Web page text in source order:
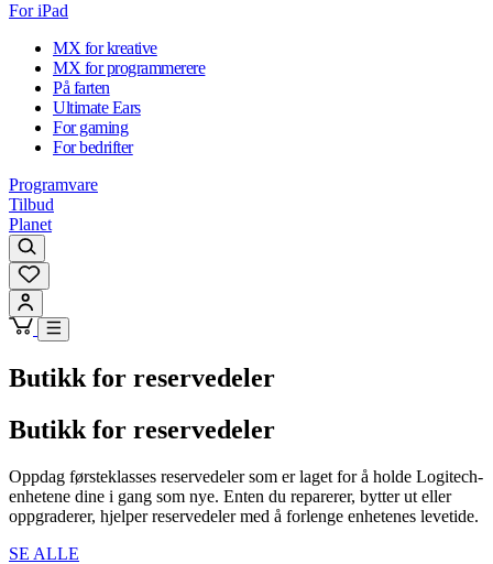
For iPad
MX for kreative
MX for programmerere
På farten
Ultimate Ears
For gaming
For bedrifter
Programvare
Tilbud
Planet
Butikk for reservedeler
Butikk for reservedeler
Oppdag førsteklasses reservedeler som er laget for å holde Logitech-
enhetene dine i gang som nye. Enten du reparerer, bytter ut eller
oppgraderer, hjelper reservedeler med å forlenge enhetenes levetide.
SE ALLE